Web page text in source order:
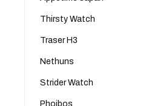
Thirsty Watch
Traser H3
Nethuns
Strider Watch
Phoibos